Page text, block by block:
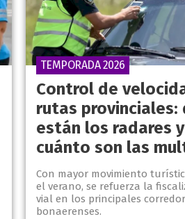
Control de
rutas provinciales:
están los radares
cuánto son las
Con mayor movimiento
el verano, se refuerza la
vial en los principales
bonaerenses.
TEMPORADA 2026